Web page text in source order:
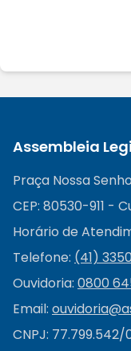
Assembleia
Praça Nossa
CEP: 80530-911 -
Horário de
Telefone: (41)
Ouvidoria: 0800
Email: ouvidoria@
CNPJ: 77.799.542/